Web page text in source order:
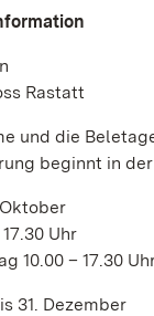
Rastatt
und die
beginnt in
17.30 Uhr
10.00 – 17.30
31. Dezember